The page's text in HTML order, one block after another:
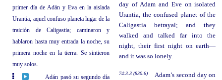
primer día de Adán y Eva en la aislada
Urantia, aquel confuso planeta lugar de la
traición de Caligastia; caminaron y
hablaron hasta muy entrada la noche, su
primera noche en la tierra. Se sintieron
muy solos.
day of Adam and Eve on isolated
Urantia, the confused planet of the
Caligastia betrayal; and they
walked and talked far into the
night, their first night on earth—
and it was so lonely.
Adán pasó su segundo día
74:3.3 (830.6)
Adam’s second day on